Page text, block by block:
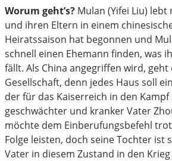
Worum geht’s? Mulan (Yifei Liu)
und ihren Eltern in einem
Heiratssaison hat begonnen und
schnell einen Ehemann finden, was
fällt. Als China angegriffen wird, geht
Gesellschaft, denn jedes Haus soll
der für das Kaiserreich in den Kampf
geschwächter und kranker Vater
möchte dem Einberufungsbefehl
Folge leisten, doch seine Tochter ist
Vater in diesem Zustand in den